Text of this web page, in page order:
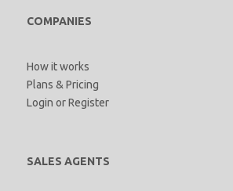
COMPANIES
How it works
Plans & Pricing
Login orRegister
SALES AGENTS